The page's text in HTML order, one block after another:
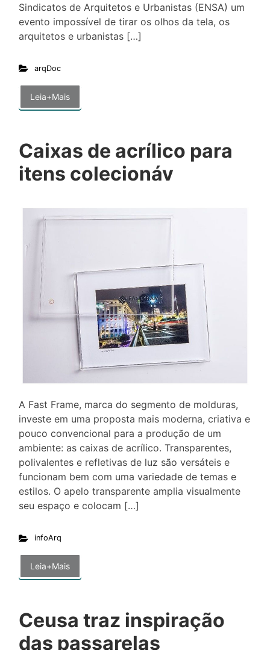
Sindicatos de Arquitetos e Urbanistas (ENSA) um
evento impossível de tirar os olhos da tela, os
arquitetos e urbanistas […]
arqDoc
Leia+Mais
Caixas de acrílico para
itens colecionáv
A Fast Frame, marca do segmento de molduras,
investe em uma proposta mais moderna, criativa e
pouco convencional para a produção de um
ambiente: as caixas de acrílico. Transparentes,
polivalentes e refletivas de luz são versáteis e
funcionam bem com uma variedade de temas e
estilos. O apelo transparente amplia visualmente
seu espaço e colocam […]
infoArq
Leia+Mais
Ceusa traz inspiração
das passarelas